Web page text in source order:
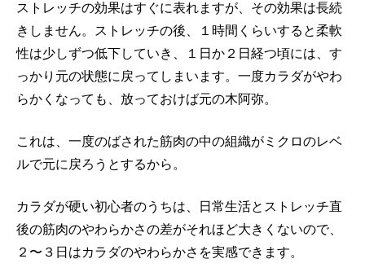
ストレッチの効果はすぐに表れますが、その効果は長続
きしません。ストレッチの後、１時間くらいすると柔軟
性は少しずつ低下していき、１日か２日経つ頃には、す
っかり元の状態に戻ってしまいます。一度カラダがやわ
らかくなっても、放っておけば元の木阿弥。
これは、一度のばされた筋肉の中の組織がミクロのレベ
ルで元に戻ろうとするから。
カラダが硬い初心者のうちは、日常生活とストレッチ直
後の筋肉のやわらかさの差がそれほど大きくないので、
２〜３日はカラダのやわらかさを実感できます。